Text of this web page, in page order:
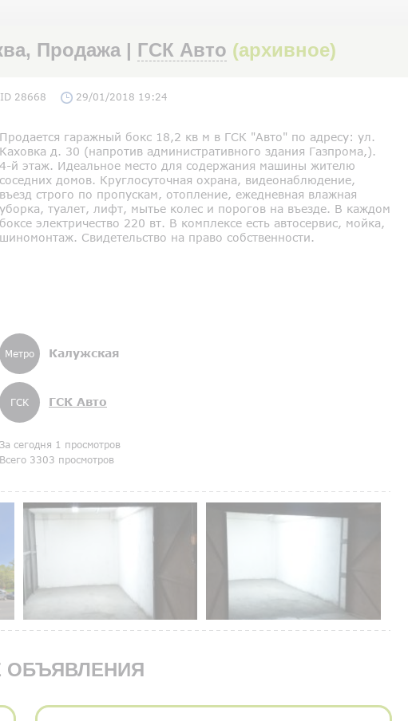
Продажа | ГСК Авто (архивное)
ID 28668 29/01/2018 19:24
Продается гаражный бокс 18,2 кв м в ГСК "Авто" по адресу: ул.
Каховка д. 30 (напротив административного здания Газпрома,).
4-й этаж. Идеальное место для содержания машины жителю
соседних домов. Круглосуточная охрана, видеонаблюдение,
въезд строго по пропускам, отопление, ежедневная влажная
уборка, туалет, лифт, мытье колес и порогов на въезде. В каждом
боксе электричество 220 вт. В комплексе есть автосервис, мойка,
шиномонтаж. Свидетельство на право собственности.
Метро Калужская
ГСК ГСК Авто
За сегодня 1 просмотров
Всего 3303 просмотров
ОБЪЯВЛЕНИЯ